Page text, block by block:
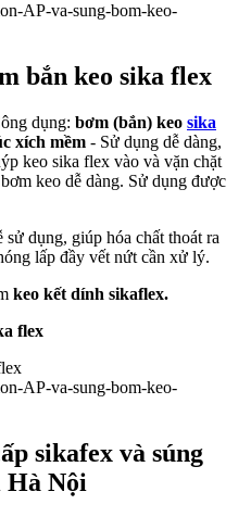
AP-va-sung-bom-keo-
bắn keo sika flex
dụng: bơm (bắn) keo sika
xích mềm - Sử dụng dễ dàng,
keo sika flex vào và vặn chặt
keo dễ dàng. Sử dụng được
sử dụng, giúp hóa chất thoát ra
lấp đầy vết nứt cần xử lý.
keo kết dính sikaflex.
flex
AP-va-sung-bom-keo-
sikafex và súng
Hà Nội